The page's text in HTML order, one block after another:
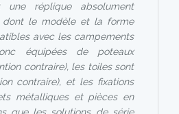
réplique absolument
dont le modèle et la forme
avec les campements
équipées de poteaux
contraire), les toiles sont
contraire), et les fixations
métalliques et pièces en